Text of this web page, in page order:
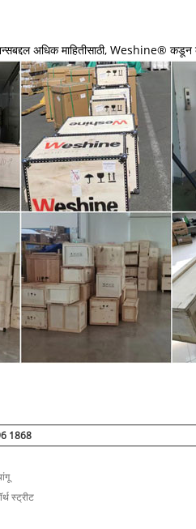
अधिक माहितीसाठी, Weshine® कडून
1868
स्ट्रीट